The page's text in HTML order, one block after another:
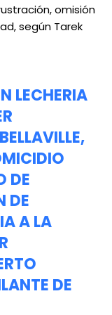
omisión
según Tarek
LECHERIA
DE
DE
A LA
DE